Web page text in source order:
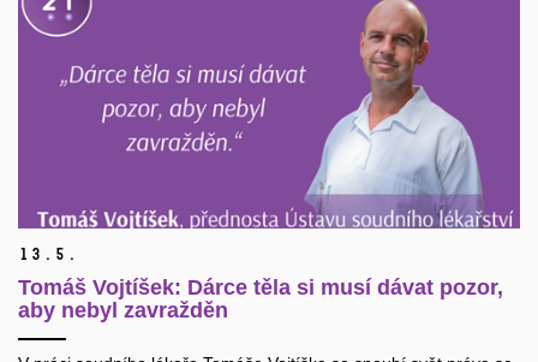
13. 5.
Tomáš Vojtíšek: Dárce těla si musí dávat pozor,
aby nebyl zavražděn